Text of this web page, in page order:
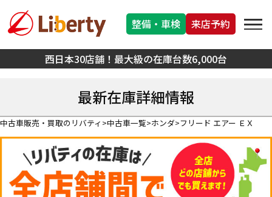
西日本30店舗！最大級の在庫台数6,000台
整備・車検 来店予約
最新在庫詳細情報
中古車販売・買取のリバティ 中古車一覧 ホンダ フリード エアー ＥＸ